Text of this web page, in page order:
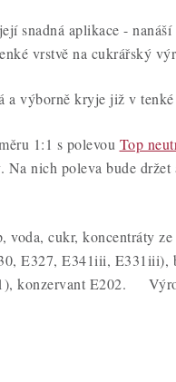
snadná aplikace -
vrstvě na cukrářský
a výborně kryje již v
1:1 s polevou Top
Na nich poleva bude držet
voda, cukr, koncentráty
E327, E341iii,
konzervant E202.